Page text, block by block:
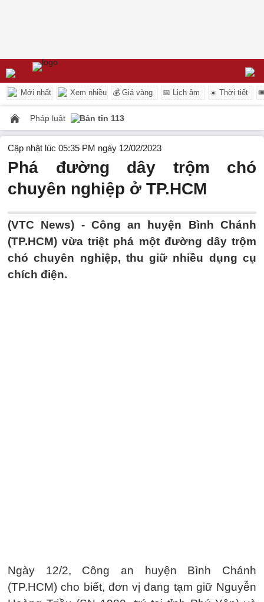
Mới nhất Xem nhiều 💰 Giá vàng 📅 Lịch âm ☀️ Thời tiết
Pháp luật Bản tin 113
Cập nhật lúc 05:35 PM ngày 12/02/2023
Phá đường dây trộm chó
chuyên nghiệp ở TP.HCM
(VTC News) - Công an huyện Bình Chánh
(TP.HCM) vừa triệt phá một đường dây trộm
chó chuyên nghiệp, thu giữ nhiều dụng cụ
chích điện.
Ngày 12/2, Công an huyện Bình Chánh
(TP.HCM) cho biết, đơn vị đang tạm giữ Nguyễn